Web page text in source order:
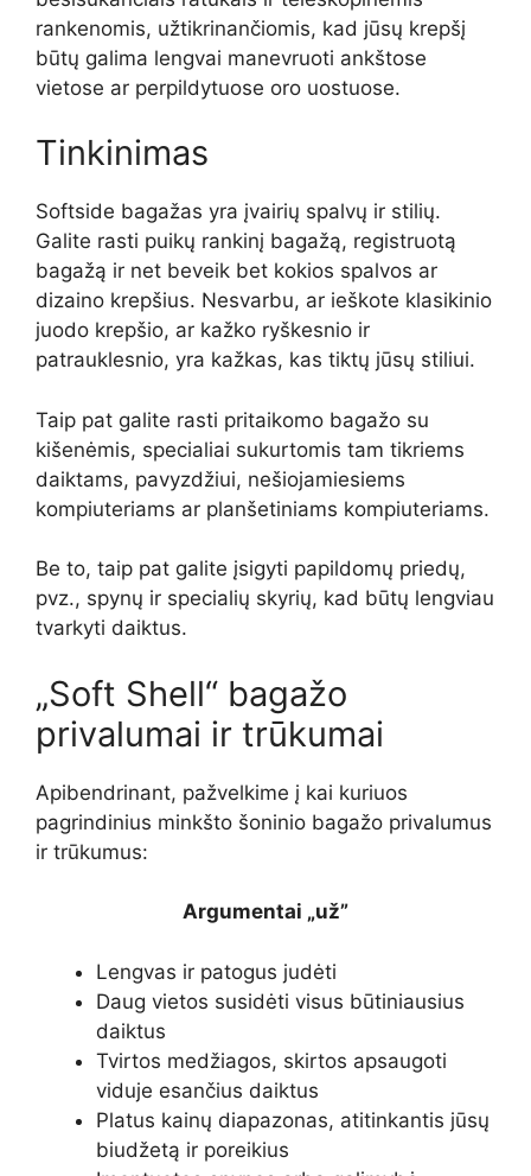
rankenomis, užtikrinančiomis, kad jūsų krepšį
būtų galima lengvai manevruoti ankštose
vietose ar perpildytuose oro uostuose.
Tinkinimas
Softside bagažas yra įvairių spalvų ir stilių.
Galite rasti puikų rankinį bagažą, registruotą
bagažą ir net beveik bet kokios spalvos ar
dizaino krepšius. Nesvarbu, ar ieškote klasikinio
juodo krepšio, ar kažko ryškesnio ir
patrauklesnio, yra kažkas, kas tiktų jūsų stiliui.
Taip pat galite rasti pritaikomo bagažo su
kišenėmis, specialiai sukurtomis tam tikriems
daiktams, pavyzdžiui, nešiojamiesiems
kompiuteriams ar planšetiniams kompiuteriams.
Be to, taip pat galite įsigyti papildomų priedų,
pvz., spynų ir specialių skyrių, kad būtų lengviau
tvarkyti daiktus.
„Soft Shell“ bagažo
privalumai ir trūkumai
Apibendrinant, pažvelkime į kai kuriuos
pagrindinius minkšto šoninio bagažo privalumus
ir trūkumus:
Argumentai „už”
Lengvas ir patogus judėti
Daug vietos susidėti visus būtiniausius
daiktus
Tvirtos medžiagos, skirtos apsaugoti
viduje esančius daiktus
Platus kainų diapazonas, atitinkantis jūsų
biudžetą ir poreikius